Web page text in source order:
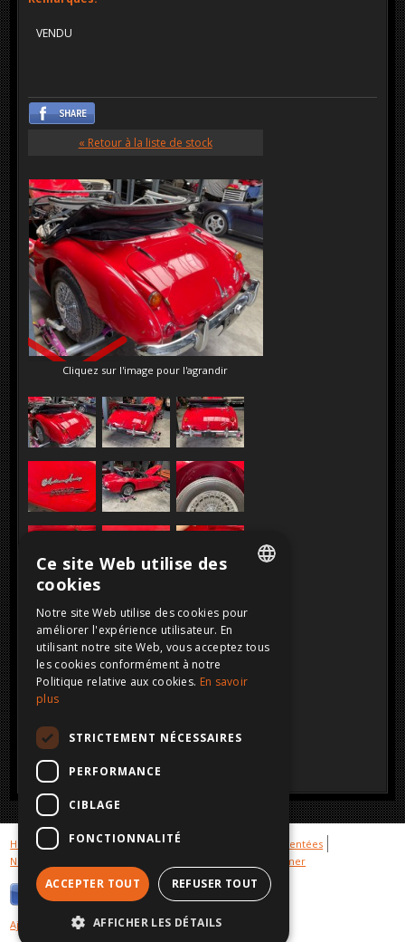
VENDU
« Retour à la liste de stock
VENDU
Cliquez sur l'image pour l'agrandir
Hot cars Galerie voitures vendues
Stock voitures accidentées
Nous achetons votre voiture accidenté
Disclaimer
Ajouter ce site à tes favoris
FRENCH
Ce site Web utilise des
cookies
Notre site Web utilise des cookies pour
améliorer l'expérience utilisateur. En
utilisant notre site Web, vous acceptez tous
les cookies conformément à notre
Politique relative aux cookies. En savoir
plus
STRICTEMENT NÉCESSAIRES
PERFORMANCE
CIBLAGE
FONCTIONNALITÉ
ACCEPTER TOUT REFUSER TOUT
AFFICHER LES DÉTAILS